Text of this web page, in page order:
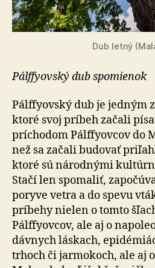
Dub letný
Pálffyovský dub spomienok
Pálffyovský dub je jedným
ktoré svoj príbeh začali
príchodom Pálffyovcov do
než sa začali budovať
ktoré sú národnými
Stačí len spomaliť,
poryve vetra a do spevu
príbehy nielen o tomto
Pálffyovcov, ale aj o
dávnych láskach,
trhoch či jarmokoch, ale aj